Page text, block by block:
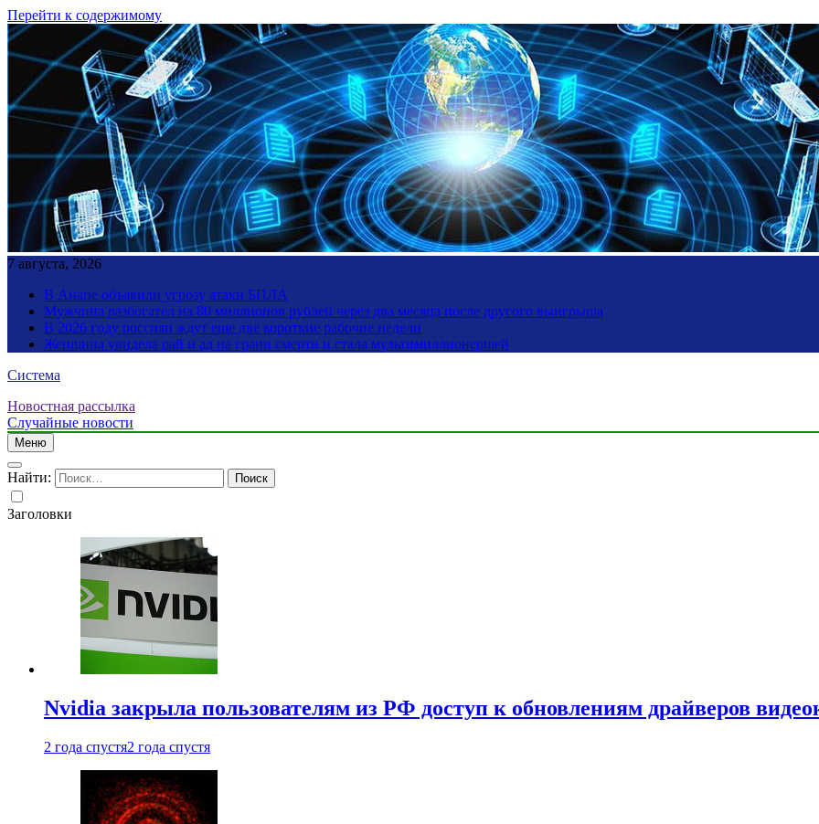
Перейти к содержимому
7 августа, 2026
В Анапе объявили угрозу атаки БПЛА
Мужчина разбогател на 80 миллионов рублей через два месяца после другого выигрыша
В 2026 году россиян ждут еще две короткие рабочие недели
Женщина увидела рай и ад на грани смерти и стала мультимиллионершей
Система
Новостная рассылка
Случайные новости
Меню
Найти:
Заголовки
Nvidia закрыла пользователям из РФ доступ к обновлениям драйверов
2 года спустя2 года спустя